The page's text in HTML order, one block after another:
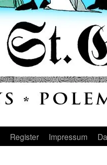
Register Impressum